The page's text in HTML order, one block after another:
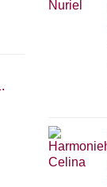
18 SAITEN